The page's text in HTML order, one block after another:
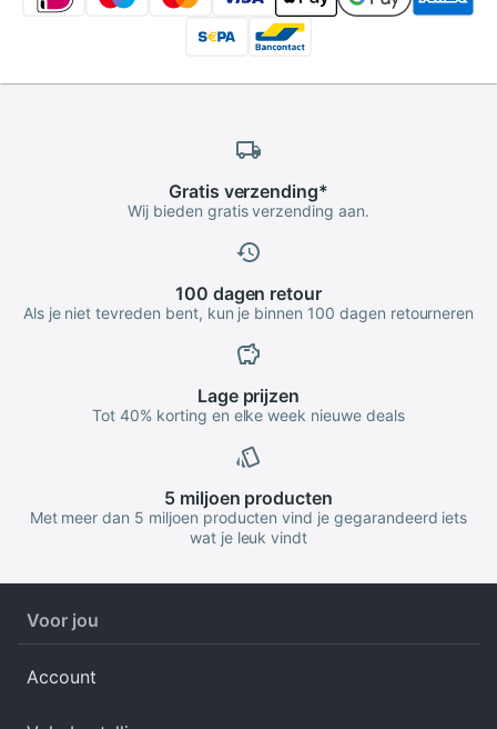
Gratis verzending*
Wij bieden gratis verzending aan.
100 dagen retour
Als je niet tevreden bent, kun je binnen 100 dagen retourneren
Lageprijzen
Tot 40% korting en elke week nieuwe deals
5 miljoen producten
Met meer dan 5 miljoen producten vind je gegarandeerd iets
wat je leuk vindt
Voor jou
Account